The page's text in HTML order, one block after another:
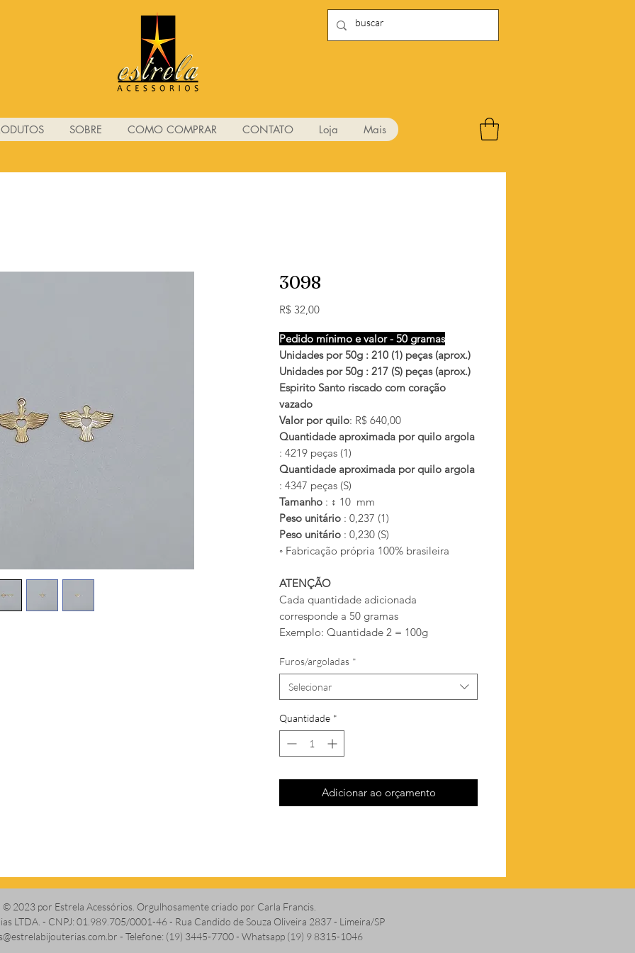
SOBRE COMO COMPRAR CONTATO Loja Mais
3098
R$ 32,00Preço
Pedido mínimo e valor - 50 gramas
Unidades por 50g : 210 (1) peças (aprox.)
Unidades por 50g : 217 (S) peças (aprox.)
Espirito Santo riscado com coração
vazado
Valor por quilo: R$ 640,00
Quantidade aproximada por quilo argola
: 4219 peças (1)
Quantidade aproximada por quilo argola
: 4347 peças (S)
Tamanho : ↕ 10 mm
Peso unitário : 0,237 (1)
Peso unitário : 0,230 (S)
◦ Fabricação própria 100% brasileira
ATENÇÃO
Cada quantidade adicionada
corresponde a 50 gramas
Exemplo: Quantidade 2 = 100g
Furos/argoladas *
Selecionar
Quantidade *
Adicionar ao orçamento
© 2023 por Estrela Acessórios. Orgulhosamente criado por Carla Francis.
LTDA. - CNPJ: 01.989.705/0001-46 - Rua Candido de Souza Oliveira 2837 - Limeira/SP
- Telefone: (19) 3445-7700 - Whatsapp (19) 9 8315-1046